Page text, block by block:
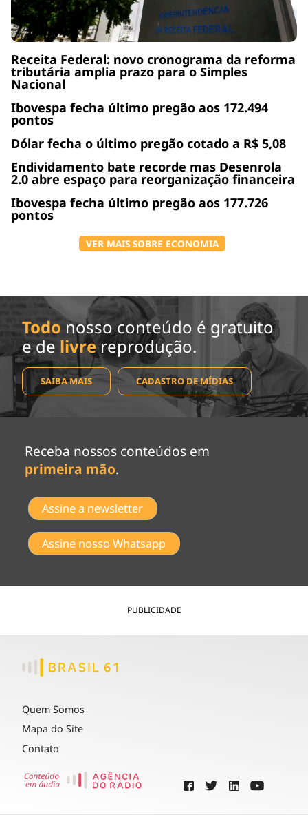
Receita Federal: novo cronograma da reforma
tributária amplia prazo para o Simples
Nacional
Ibovespa fecha último pregão aos 172.494
pontos
Dólar fecha o último pregão cotado a R$ 5,08
Endividamento bate recorde mas Desenrola
2.0 abre espaço para reorganização financeira
Ibovespa fecha último pregão aos 177.726
pontos
VER MAIS SOBRE ECONOMIA
Todo nosso conteúdo é gratuito
e de livrereprodução.
SAIBA MAIS CADASTRO DE MÍDIAS
Receba nossos conteúdos em
primeira mão.
Assine a newsletter
Assine nosso Whatsapp
PUBLICIDADE
Quem Somos
Mapa do Site
Contato